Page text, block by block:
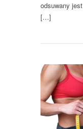
odsuwany
[…]